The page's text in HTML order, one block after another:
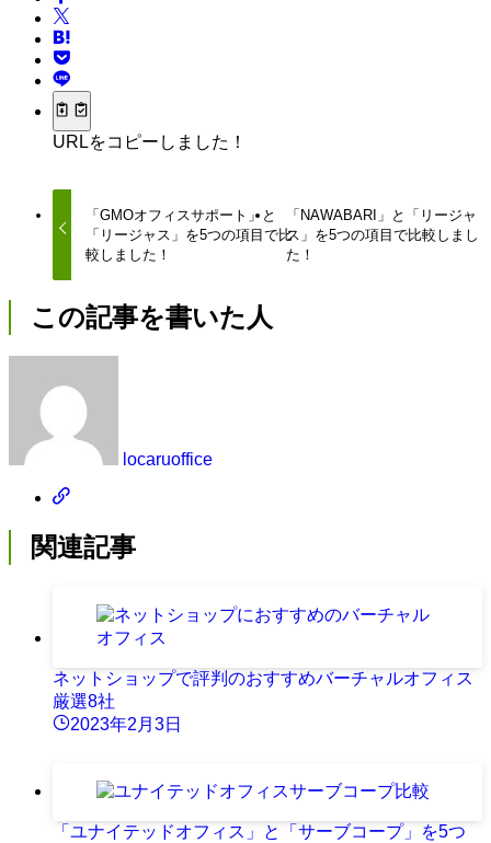
URLをコピーしました！
「GMOオフィスサポート」と
「リージャス」を5つの項目で比
較しました！
「NAWABARI」と「リージャ
ス」を5つの項目で比較しまし
た！
この記事を書いた人
locaruoffice
関連記事
ネットショップで評判のおすすめバーチャルオフィス
厳選8社
2023年2月3日
「ユナイテッドオフィス」と「サーブコープ」を5つ